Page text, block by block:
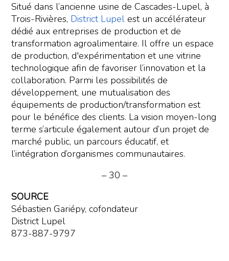
Situé dans l’ancienne usine de Cascades-Lupel, à
Trois-Rivières, District Lupel est un accélérateur
dédié aux entreprises de production et de
transformation agroalimentaire. Il offre un espace
de production, d'expérimentation et une vitrine
technologique afin de favoriser l’innovation et la
collaboration. Parmi les possibilités de
développement, une mutualisation des
équipements de production/transformation est
pour le bénéfice des clients. La vision moyen-long
terme s’articule également autour d’un projet de
marché public, un parcours éducatif, et
l’intégration d’organismes communautaires.
– 30 –
SOURCE
Sébastien Gariépy, cofondateur
District Lupel
873-887-9797